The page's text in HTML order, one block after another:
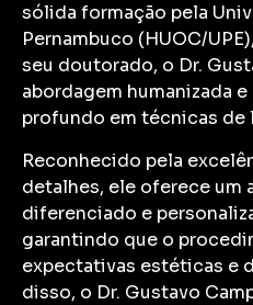
sólida formação pela
Pernambuco (HUOC/
seu doutorado, o Dr.
abordagem humanizada
profundo em técnicas de
Reconhecido pela
detalhes, ele oferece um
diferenciado e
garantindo que o
expectativas estéticas e
disso, o Dr. Gustavo